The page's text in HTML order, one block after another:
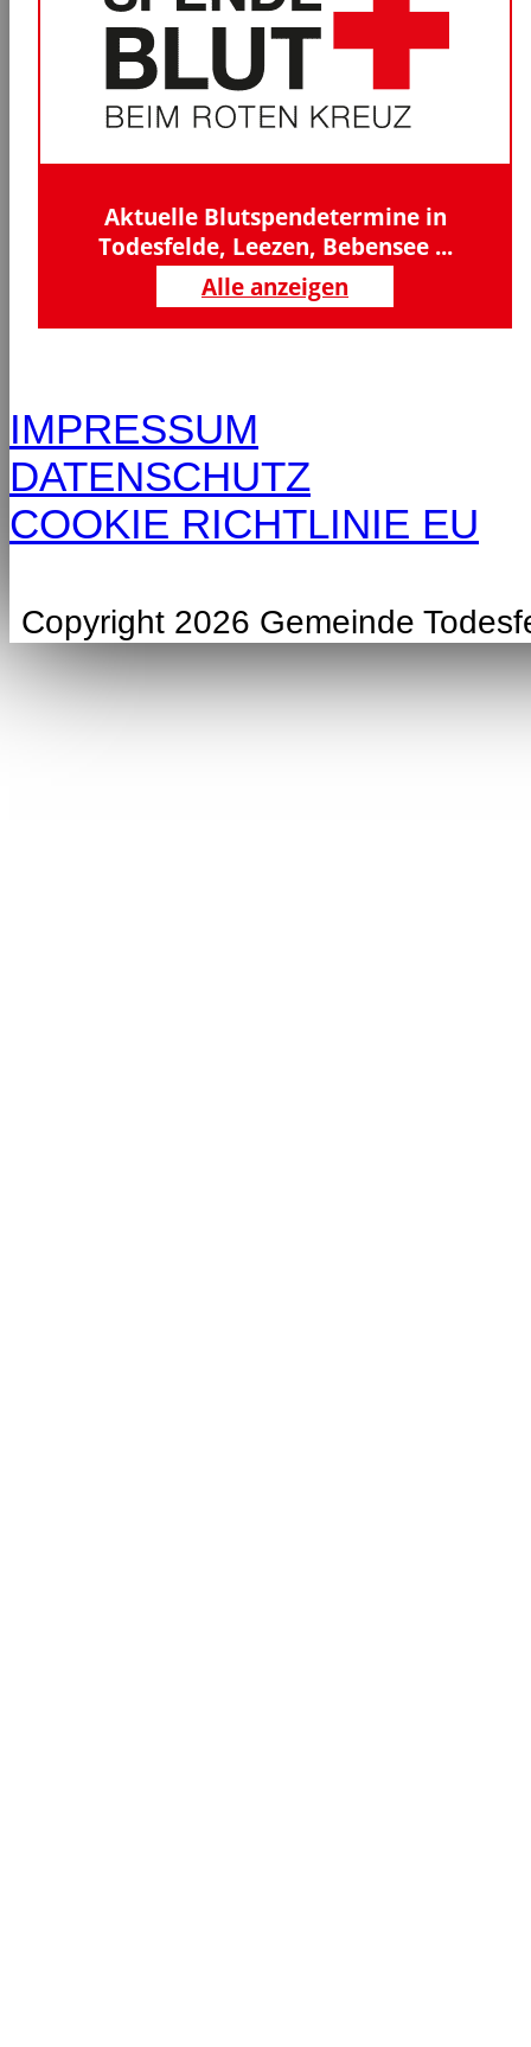
Aktuelle Blutspendetermine in
Todesfelde, Leezen, Bebensee ...
Alle anzeigen
IMPRESSUM
DATENSCHUTZ
COOKIE RICHTLINIE EU
Copyright 2026 Gemeinde